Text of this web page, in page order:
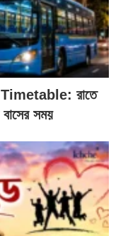
রাতে
সময়